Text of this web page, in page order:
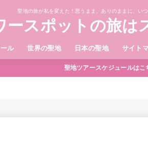
聖地の旅が私を変えた！思うまま、ありのままに、い
ースポットの旅は
ル 世界の聖地 日本の聖地 サイト
聖地ツアースケジュールはこ